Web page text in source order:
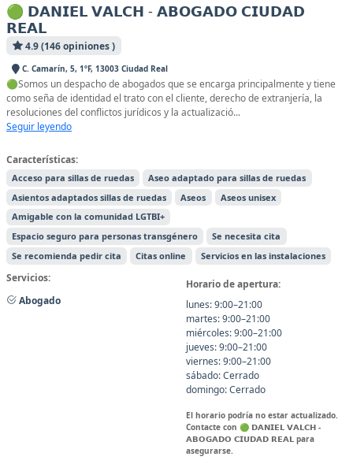
🟢 𝗗𝗔𝗡𝗜𝗘𝗟 𝗩𝗔𝗟𝗖𝗛 - 𝗔𝗕𝗢𝗚𝗔𝗗𝗢 𝗖𝗜𝗨𝗗𝗔𝗗
𝗥𝗘𝗔𝗟
4.9 (146 opiniones )
C. Camarín, 5, 1ºF, 13003 Ciudad Real
🟢Somos un despacho de abogados que se encarga principalmente y tiene
como seña de identidad el trato con el cliente, derecho de extranjería, la
resoluciones del conflictos jurídicos y la actualizació...
Seguir leyendo
Características:
Acceso para sillas de ruedas
Aseo adaptado para sillas de ruedas
Asientos adaptados sillas de ruedas
Aseos
Aseos unisex
Amigable con la comunidad LGTBI+
Espacio seguro para personas transgénero
Se necesita cita
Se recomienda pedir cita
Citas online Servicios en las instalaciones
Servicios:
Abogado
Horario de apertura:
lunes: 9:00–21:00
martes: 9:00–21:00
miércoles: 9:00–21:00
jueves: 9:00–21:00
viernes: 9:00–21:00
sábado: Cerrado
domingo: Cerrado
El horario podría no estar actualizado.
Contacte con 🟢 𝗗𝗔𝗡𝗜𝗘𝗟 𝗩𝗔𝗟𝗖𝗛 -
𝗔𝗕𝗢𝗚𝗔𝗗𝗢 𝗖𝗜𝗨𝗗𝗔𝗗 𝗥𝗘𝗔𝗟 para
asegurarse.